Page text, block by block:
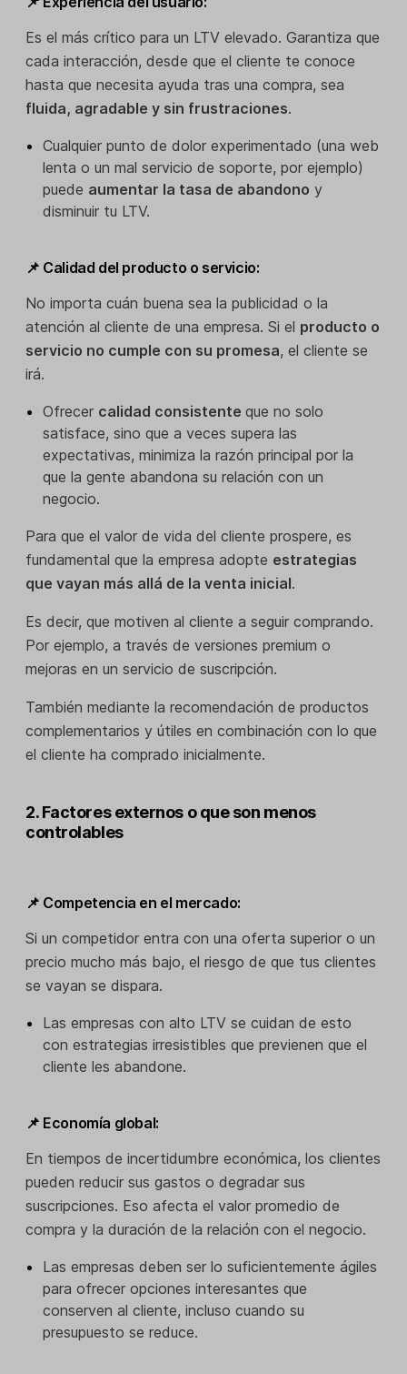
Es el más crítico para un LTV elevado. Garantiza que
cada interacción, desde que el cliente te conoce
hasta que necesita ayuda tras una compra, sea
fluida, agradable y sin frustraciones.
Cualquier punto de dolor experimentado (una web
lenta o un mal servicio de soporte, por ejemplo)
puede aumentar la tasa de abandono y
disminuir tu LTV.
📌 Calidad del producto o servicio:
No importa cuán buena sea la publicidad o la
atención al cliente de una empresa. Si el producto o
servicio no cumple con su promesa, el cliente se
irá.
Ofrecer calidad consistenteque no solo
satisface, sino que a veces supera las
expectativas, minimiza la razón principal por la
que la gente abandona su relación con un
negocio.
Para que el valor de vida del cliente prospere, es
fundamental que la empresa adopte estrategias
que vayan más allá de la venta inicial.
Es decir, que motiven al cliente a seguir comprando.
Por ejemplo, a través de versiones premium o
mejoras en un servicio de suscripción.
También mediante la recomendación de productos
complementarios y útiles en combinación con lo que
el cliente ha comprado inicialmente.
2. Factores externos o que son menos
controlables
📌 Competencia en el mercado:
Si un competidor entra con una oferta superior o un
precio mucho más bajo, el riesgo de que tus clientes
se vayan se dispara.
Las empresas con alto LTV se cuidan de esto
con estrategias irresistibles que previenen que el
cliente les abandone.
📌 Economía global:
En tiempos de incertidumbre económica, los clientes
pueden reducir sus gastos o degradar sus
suscripciones. Eso afecta el valor promedio de
compra y la duración de la relación con el negocio.
Las empresas deben ser lo suficientemente ágiles
para ofrecer opciones interesantes que
conserven al cliente, incluso cuando su
presupuesto se reduce.